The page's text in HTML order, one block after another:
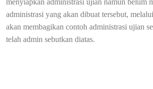
administrasi yang akan dibuat tersebut,
akan membagikan contoh administrasi ujian
telah admin sebutkan diatas.